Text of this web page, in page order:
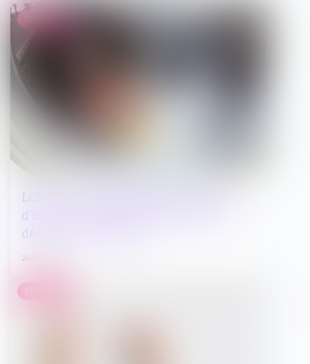
LCB-FT : interprétation du Conseil
d'Etat sur la portée de l'obligation de
déclaration à Tracfin
26/02/2025
Droit pénal